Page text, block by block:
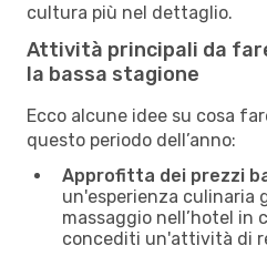
cultura più nel dettaglio.
Attività principali da
la bassa stagione
Ecco alcune idee su cosa
questo periodo dell’anno:
Approfitta dei prezzi
un'esperienza culinaria
massaggio nell’hotel in
concediti un'attività di